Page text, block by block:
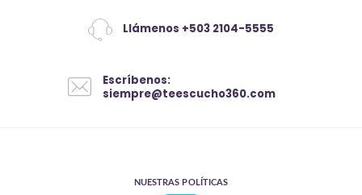
Llámenos +503 2104-5555
Escríbenos:
siempre@teescucho360.com
NUESTRAS POLÍTICAS